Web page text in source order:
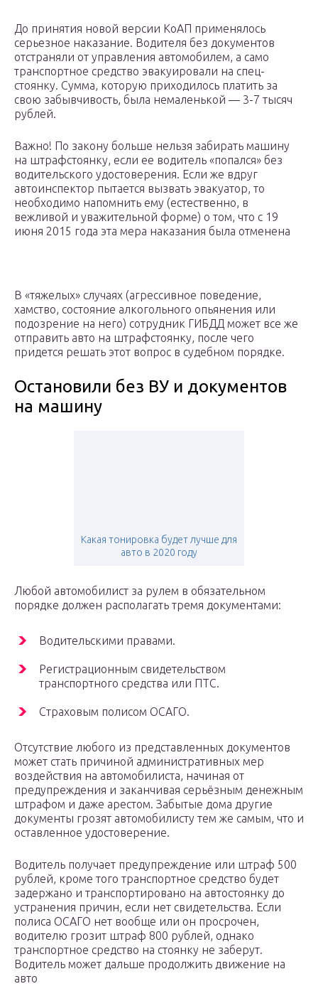
До принятия новой версии КоАП применялось
серьезное наказание. Водителя без документов
отстраняли от управления автомобилем, а само
транспортное средство эвакуировали на спец-
стоянку. Сумма, которую приходилось платить за
свою забывчивость, была немаленькой — 3-7 тысяч
рублей.
Важно! По закону больше нельзя забирать машину
на штрафстоянку, если ее водитель «попался» без
водительского удостоверения. Если же вдруг
автоинспектор пытается вызвать эвакуатор, то
необходимо напомнить ему (естественно, в
вежливой и уважительной форме) о том, что с 19
июня 2015 года эта мера наказания была отменена
В «тяжелых» случаях (агрессивное поведение,
хамство, состояние алкогольного опьянения или
подозрение на него) сотрудник ГИБДД может все же
отправить авто на штрафстоянку, после чего
придется решать этот вопрос в судебном порядке.
Остановили без ВУ и документов
на машину
Какая тонировка будет лучше для
авто в 2020 году
Любой автомобилист за рулем в обязательном
порядке должен располагать тремя документами:
Водительскими правами.
Регистрационным свидетельством
транспортного средства или ПТС.
Страховым полисом ОСАГО.
Отсутствие любого из представленных документов
может стать причиной административных мер
воздействия на автомобилиста, начиная от
предупреждения и заканчивая серьёзным денежным
штрафом и даже арестом. Забытые дома другие
документы грозят автомобилисту тем же самым, что и
оставленное удостоверение.
Водитель получает предупреждение или штраф 500
рублей, кроме того транспортное средство будет
задержано и транспортировано на автостоянку до
устранения причин, если нет свидетельства. Если
полиса ОСАГО нет вообще или он просрочен,
водителю грозит штраф 800 рублей, однако
транспортное средство на стоянку не заберут.
Водитель может дальше продолжить движение на
авто